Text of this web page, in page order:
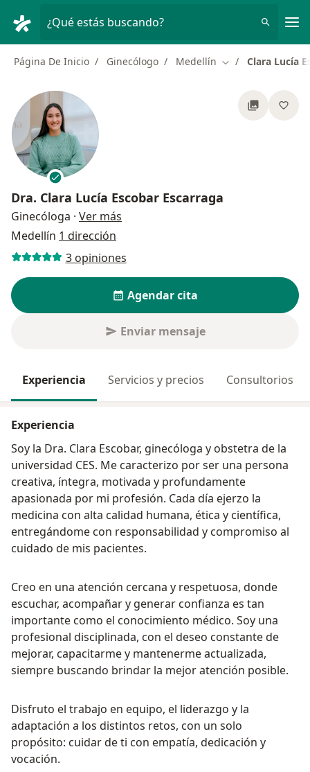
¿Qué estás buscando?
Página De Inicio Ginecólogo Medellín Cambiar de ciudad
Clara Lucía
Dra. Clara Lucía Escobar Escarraga
Ginecóloga · Ver más
Medellín 1 dirección
3 opiniones
Agendar cita
Enviar mensaje
Experiencia Servicios y precios Consultorios
Experiencia
Soy la Dra. Clara Escobar, ginecóloga y obstetra de la
universidad CES. Me caracterizo por ser una persona
creativa, íntegra, motivada y profundamente
apasionada por mi profesión. Cada día ejerzo la
medicina con alta calidad humana, ética y científica,
entregándome con responsabilidad y compromiso al
cuidado de mis pacientes.
Creo en una atención cercana y respetuosa, donde
escuchar, acompañar y generar confianza es tan
importante como el conocimiento médico. Soy una
profesional disciplinada, con el deseo constante de
mejorar, capacitarme y mantenerme actualizada,
siempre buscando brindar la mejor atención posible.
Disfruto el trabajo en equipo, el liderazgo y la
adaptación a los distintos retos, con un solo
propósito: cuidar de ti con empatía, dedicación y
vocación.